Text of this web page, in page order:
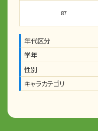
87
年代区分
学年
性別
キャラカテゴリ